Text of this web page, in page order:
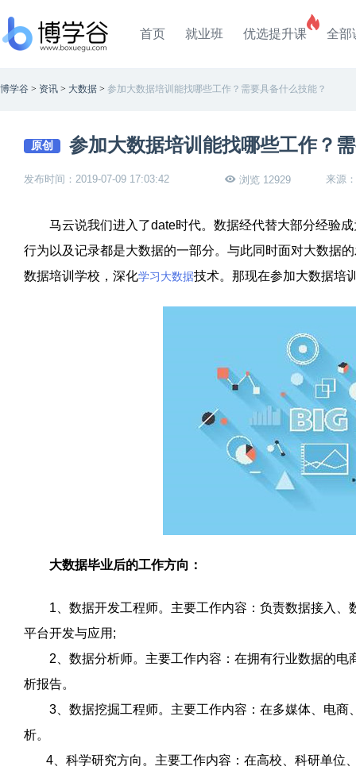
首页 就业班 优选提升课 全部
博学谷 > 资讯 > 大数据 > 参加大数据培训能找哪些工作？需要具备什么技能？
原创 参加大数据培训能找哪些工作？
发布时间：2019-07-09 17:03:42 浏览 12929 来源
马云说我们进入了date时代。数据经代替大部分经验
行为以及记录都是大数据的一部分。与此同时面对大数据
数据培训学校，深化学习大数据技术。那现在参加大数据培
大数据毕业后的工作方向：
1 、数据开发工程师。主要工作内容：负责数据接入
平台开发与应用 ;
2 、数据分析师。主要工作内容：在拥有行业数据的
析报告。
3 、数据挖掘工程师。主要工作内容：在多媒体、电
析。
4 、科学研究方向。主要工作内容：在高校、科研单